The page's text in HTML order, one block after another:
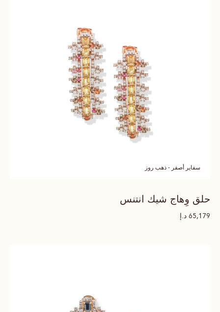
سفاير أصفر - ذهب روز
حلق وِهاج شيك انتنس
65,179 د.إ